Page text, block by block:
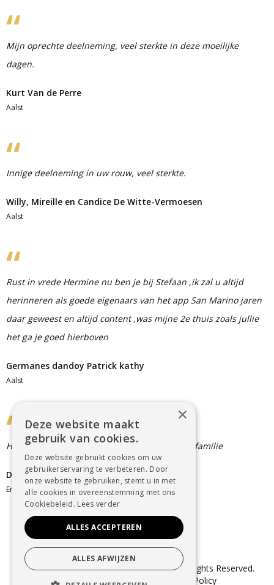
Mijn oprechte deelneming, veel sterkte in deze moeilijke
dagen.
Kurt Van de Perre
Aalst
Innige deelneming in uw rouw, veel sterkte.
Willy, Mireille en Candice De Witte-Vermoesen
Aalst
Rust in vrede Hermine nu ben je bij Stefaan ,ik zal u altijd
herinneren als goede eigenaars van het app San Marino jaren
daar geweest en altijd content ,was mijne 2e thuis zoals jullie
het ga je goed hierboven
Germanes dandoy Patrick kathy
Aalst
Heel veel sterkte met dit groot verlies voor de familie
De vos Fabienne
Erembodegem
© Copyright 2025 Uitvaartzorg Dender. All Rights Reserved.
Sitemap– Cookie Policy Privacy Policy
×
Deze website maakt
gebruik van cookies.
Deze website gebruikt cookies om uw
gebruikerservaring te verbeteren. Door
onze website te gebruiken, stemt u in met
alle cookies in overeenstemming met ons
Cookiebeleid. Lees verder
ALLES ACCEPTEREN
ALLES AFWIJZEN